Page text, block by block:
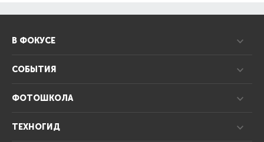
В ФОКУСЕ
СОБЫТИЯ
ФОТОШКОЛА
ТЕХНОГИД